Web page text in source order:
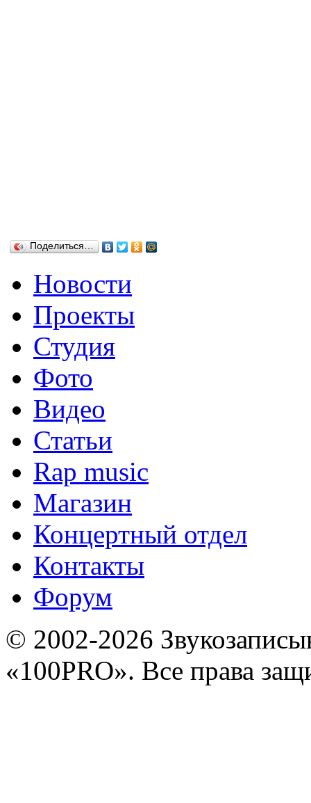
Поделиться…
Новости
Проекты
Студия
Фото
Видео
Статьи
Rap music
Магазин
Концертный отдел
Контакты
Форум
© 2002-2026
«100PRO». Все права